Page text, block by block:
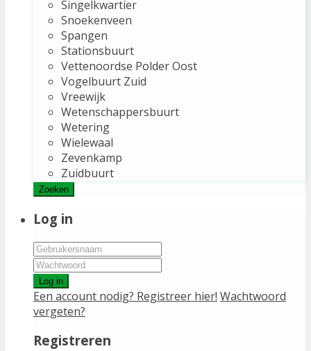
Singelkwartier
Snoekenveen
Spangen
Stationsbuurt
Vettenoordse Polder Oost
Vogelbuurt Zuid
Vreewijk
Wetenschappersbuurt
Wetering
Wielewaal
Zevenkamp
Zuidbuurt
Zoeken
Log in
Log in
Een account nodig? Registreer hier! Wachtwoord
vergeten?
Registreren